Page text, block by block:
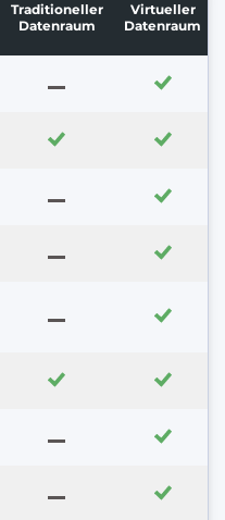
Traditioneller
Datenraum
Virtueller
Datenraum